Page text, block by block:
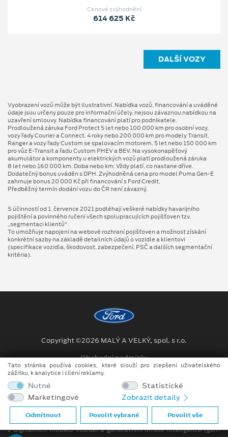
Cenové zvýhodnění
614 625 Kč
DALŠÍ VOZY
Vyobrazení vozů může být ilustrativní. Nabídka vozů, financování a uváděné
údaje jsou určeny pouze pro informační účely, nejsou závaznou nabídkou na
uzavření smlouvy. Nabídka financování platí pro podnikatele.
Prodloužená záruka Ford Protect 5 let nebo 100 000 km pro osobní vozy,
vozy řady Courier a Connect, 4 roky nebo 200 000 km pro modely Transit,
Ranger a vozy řady Custom se spalovacím motorem, 5 let nebo 150 000 km
pro vůz E-Transit a řadu Custom PHEV a BEV. Na vysokonapěťový
akumulátor a komponenty u elektrických vozů platí prodloužená záruka
8 let nebo 160 000 km. Doba nebo km: Vždy platí, co nastane dříve.
Dodatečný bonus uváděn s DPH. Zvýhodněná cena pro model Puma Gen⁠-⁠E
zahrnuje bonus 20 000 Kč při financování s Ford Credit.
Předběžný termín dodání vozu do ČR není závazný.
S účinností od 1. července 2021 podléhají veškeré nabídky havarijního
pojištění a povinného ručení všech spolupracujících pojišťoven tzv.
„segmentaci klientů“.
To umožňuje napojení na webové rozhraní pojišťoven a možnost získání
konkrétní sazby na základě detailních údajů o vozidle a klientovi
(specifikace vozidla, škodovost, zabezpečení, PSČ a dalších segmentační
kritéria).
Copyright ©2026 MALÝ A VELKÝ, spol. s r.o.
Obchodní podmínky
Ochrana osobních údajů
Prohlášení o zpracování údajů konečných zákazníků
Při tvorbě videí a obrázků na tomto webu je využíváno kombinace
tradičních fotografií či videí, počítačem generovaných snímků (CGI)
z digitálních modelů vozidel a generativní umělé inteligence (gen-
Tato stránka používá cookies, které slouží pro zlepšení uživatelského
zážitku, k analytice i cílení reklamy.
Nutné
Statistické
Marketingové
Zobrazit detaily
Odmítnout Povolit vybrané Povolit vše